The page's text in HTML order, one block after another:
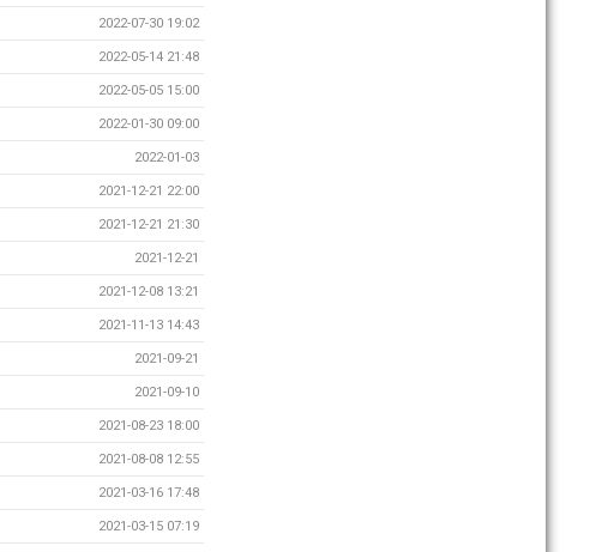
2022-07-30 19:02
2022-05-14 21:48
2022-05-05 15:00
2022-01-30 09:00
2022-01-03
2021-12-21 22:00
2021-12-21 21:30
2021-12-21
2021-12-08 13:21
2021-11-13 14:43
2021-09-21
2021-09-10
2021-08-23 18:00
2021-08-08 12:55
2021-03-16 17:48
2021-03-15 07:19